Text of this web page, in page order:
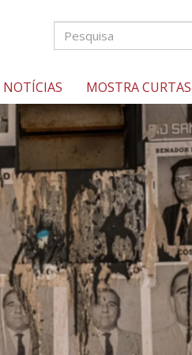
NOTÍCIAS MOSTRA CURTAS